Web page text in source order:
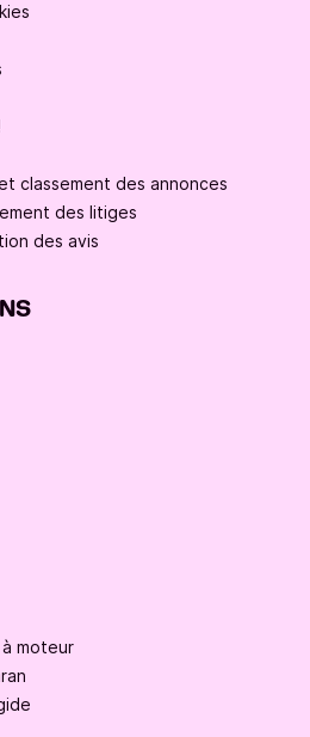
classement des annonces
des litiges
des avis
moteur